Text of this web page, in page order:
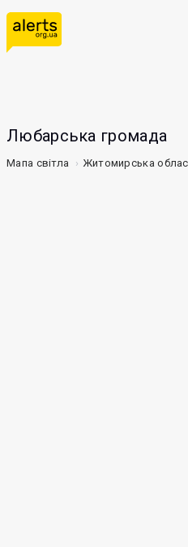
Любарська громада
Мапа світла Житомирська